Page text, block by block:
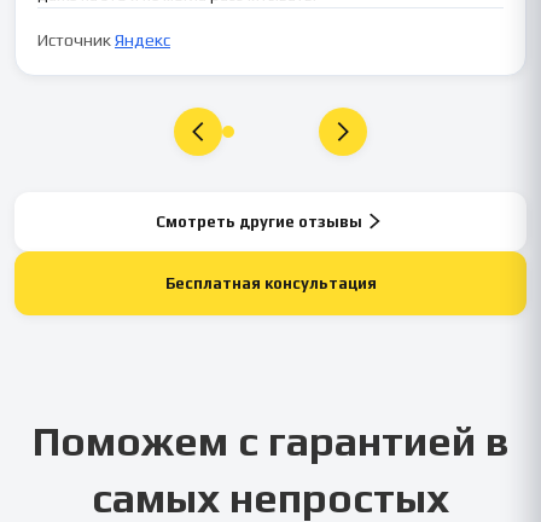
ИсточникЯндекс
Смотреть другие отзывы
Бесплатная консультация
Поможем с гарантией в
самых непростых